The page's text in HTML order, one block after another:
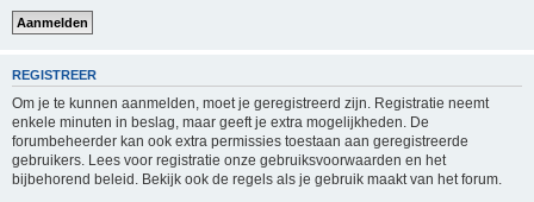
REGISTREER
Om je te kunnen aanmelden, moet je geregistreerd zijn. Registratie neemt
enkele minuten in beslag, maar geeft je extra mogelijkheden. De
forumbeheerder kan ook extra permissies toestaan aan geregistreerde
gebruikers. Lees voor registratie onze gebruiksvoorwaarden en het
bijbehorend beleid. Bekijk ook de regels als je gebruik maakt van het forum.